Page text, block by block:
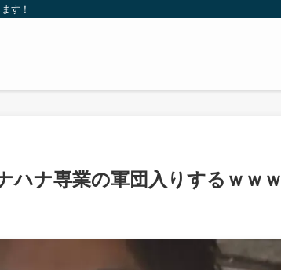
す！
ハナ専業の軍団入りするｗｗｗ